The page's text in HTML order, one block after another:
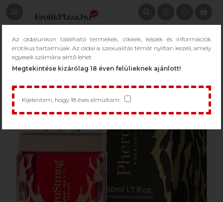
Az oldalunkon található termékek, cikkek, képek és információk
erotikus tartalmúak. Az oldal a szexualitás témát nyíltan kezeli, amely
egyesek számára sértő lehet.
Megtekintése kizárólag 18 éven felülieknek ajánlott!
Kijelentem, hogy 18 éves elmúltam: